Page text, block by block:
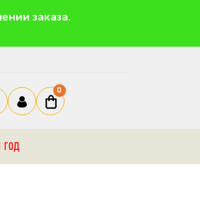
заказа.
0
ГОД